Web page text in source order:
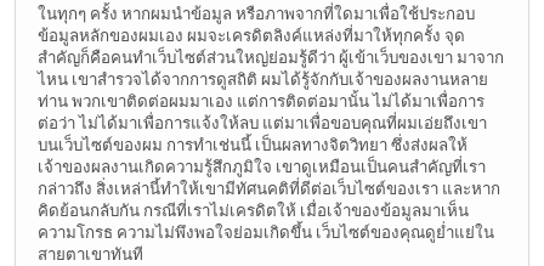
ในทุกๆ ครั้ง หากผมนำข้อมูล หรือภาพจากที่ใดมาเพื่อใช้ประกอบ
ข้อมูลหลักของผมเอง ผมจะเครดิตลิงค์แหล่งที่มาให้ทุกครั้ง จุด
สำคัญก็คือคนทำเว็บไซต์ส่วนใหญ่ย่อมรู้ดีว่า ผู้เข้าเว็บของเขา มาจาก
ไหน เขาสำรวจได้จากการดูสถิติ ผมได้รู้จักกับเจ้าของผลงานหลาย
ท่าน พวกเขาติดต่อผมมาเอง แต่การติดต่อมานั้น ไม่ได้มาเพื่อการ
ต่อว่า ไม่ได้มาเพื่อการแจ้งให้ลบ แต่มาเพื่อขอบคุณที่ผมเอ่ยถึงเขา
บนเว็บไซต์ของผม การทำเช่นนี้ เป็นผลทางจิตวิทยา ซึ่งส่งผลให้
เจ้าของผลงานเกิดความรู้สึกภูมิใจ เขาดูเหมือนเป็นคนสำคัญที่เรา
กล่าวถึง สิ่งเหล่านี้ทำให้เขามีทัศนคติที่ดีต่อเว็บไซต์ของเรา และหาก
คิดย้อนกลับกัน กรณีที่เราไม่เครดิตให้ เมื่อเจ้าของข้อมูลมาเห็น
ความโกรธ ความไม่พึงพอใจย่อมเกิดขึ้น เว็บไซต์ของคุณดูย่ำแย่ใน
สายตาเขาทันที